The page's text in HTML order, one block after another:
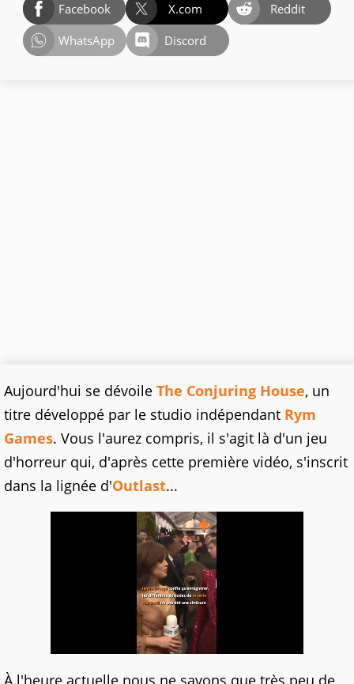
Facebook X.com
Reddit
WhatsApp
Discord
Aujourd'hui se dévoile The Conjuring House, un
titre développé par le studio indépendant Rym
Games. Vous l'aurez compris, il s'agit là d'un jeu
d'horreur qui, d'après cette première vidéo, s'inscrit
dans la lignée d'Outlast...